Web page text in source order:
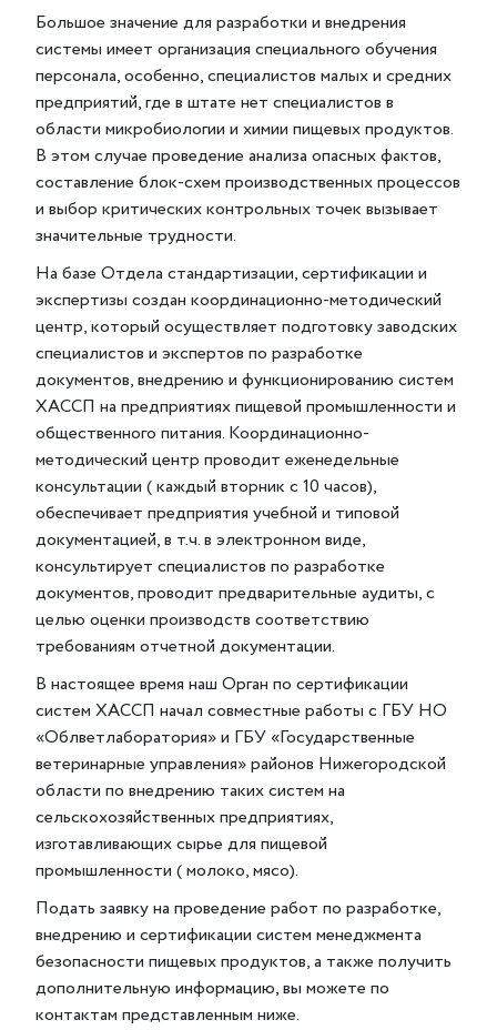
Большое значение для разработки и внедрения
системы имеет организация специального обучения
персонала, особенно, специалистов малых и средних
предприятий, где в штате нет специалистов в
области микробиологии и химии пищевых продуктов.
В этом случае проведение анализа опасных фактов,
составление блок-схем производственных процессов
и выбор критических контрольных точек вызывает
значительные трудности.
На базе Отдела стандартизации, сертификации и
экспертизы создан координационно-методический
центр, который осуществляет подготовку заводских
специалистов и экспертов по разработке
документов, внедрению и функционированию систем
ХАССП на предприятиях пищевой промышленности и
общественного питания. Координационно-
методический центр проводит еженедельные
консультации ( каждый вторник с 10 часов),
обеспечивает предприятия учебной и типовой
документацией, в т.ч. в электронном виде,
консультирует специалистов по разработке
документов, проводит предварительные аудиты, с
целью оценки производств соответствию
требованиям отчетной документации.
В настоящее время наш Орган по сертификации
систем ХАССП начал совместные работы с ГБУ НО
«Облветлаборатория» и ГБУ «Государственные
ветеринарные управления» районов Нижегородской
области по внедрению таких систем на
сельскохозяйственных предприятиях,
изготавливающих сырье для пищевой
промышленности ( молоко, мясо).
Подать заявку на проведение работ по разработке,
внедрению и сертификации систем менеджмента
безопасности пищевых продуктов, а также получить
дополнительную информацию, вы можете по
контактам представленным ниже.